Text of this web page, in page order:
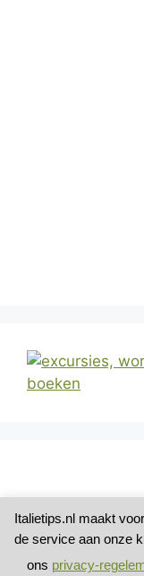
Italietips.nl maakt
de service aan onze
ons privacy-